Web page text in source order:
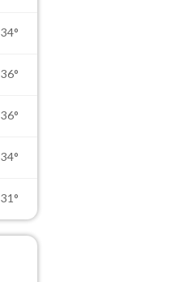
34°
36°
36°
34°
31°